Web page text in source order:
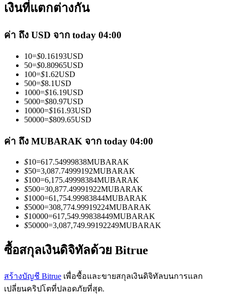
เป็นเทรดเดอร์คัดลอก
ลอกการซื้อขาย
ข้อมูล
การวิเคราะห์ข้อมูลขนาดใหญ่ รวมถึงข้อมูลการค้า ฯลฯ
แนะนำ
คู่มือเริ่มต้นฟิวเจอร์ส
เงินที่แตกต่างกัน
ค่า ถึง USD จาก today 04:00
10=$0.16193USD
50=$0.80965USD
100=$1.62USD
500=$8.1USD
1000=$16.19USD
5000=$80.97USD
10000=$161.93USD
50000=$809.65USD
ค่า ถึง MUBARAK จาก today 04:00
$10=617.54999838MUBARAK
$50=3,087.74999192MUBARAK
$100=6,175.49998384MUBARAK
$500=30,877.49991922MUBARAK
$1000=61,754.99983844MUBARAK
$5000=308,774.99919224MUBARAK
$10000=617,549.99838449MUBARAK
$50000=3,087,749.99192249MUBARAK
ซื้อสกุลเงินดิจิทัลด้วย Bitrue
สร้างบัญชี Bitrue เพื่อซื้อและขายสกุลเงินดิจิทัลบนการแลก
เปลี่ยนคริปโตที่ปลอดภัยที่สุด.